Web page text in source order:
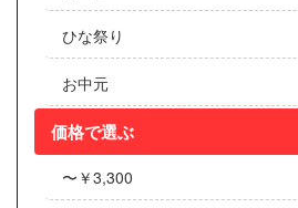
ひな祭り
お中元
価格で選ぶ
〜￥3,300